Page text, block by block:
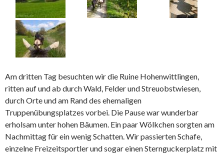
Am dritten Tag besuchten wir die Ruine Hohenwittlingen,
ritten auf und ab durch Wald, Felder und Streuobstwiesen,
durch Orte und am Rand des ehemaligen
Truppenübungsplatzes vorbei. Die Pause war wunderbar
erholsam unter hohen Bäumen. Ein paar Wölkchen sorgten am
Nachmittag für ein wenig Schatten. Wir passierten Schafe,
einzelne Freizeitsportler und sogar einen Sternguckerplatz mit